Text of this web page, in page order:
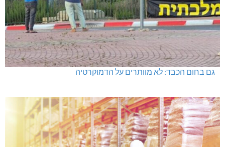
מכבי מעלות: 13 מדליות באליפות ישראל